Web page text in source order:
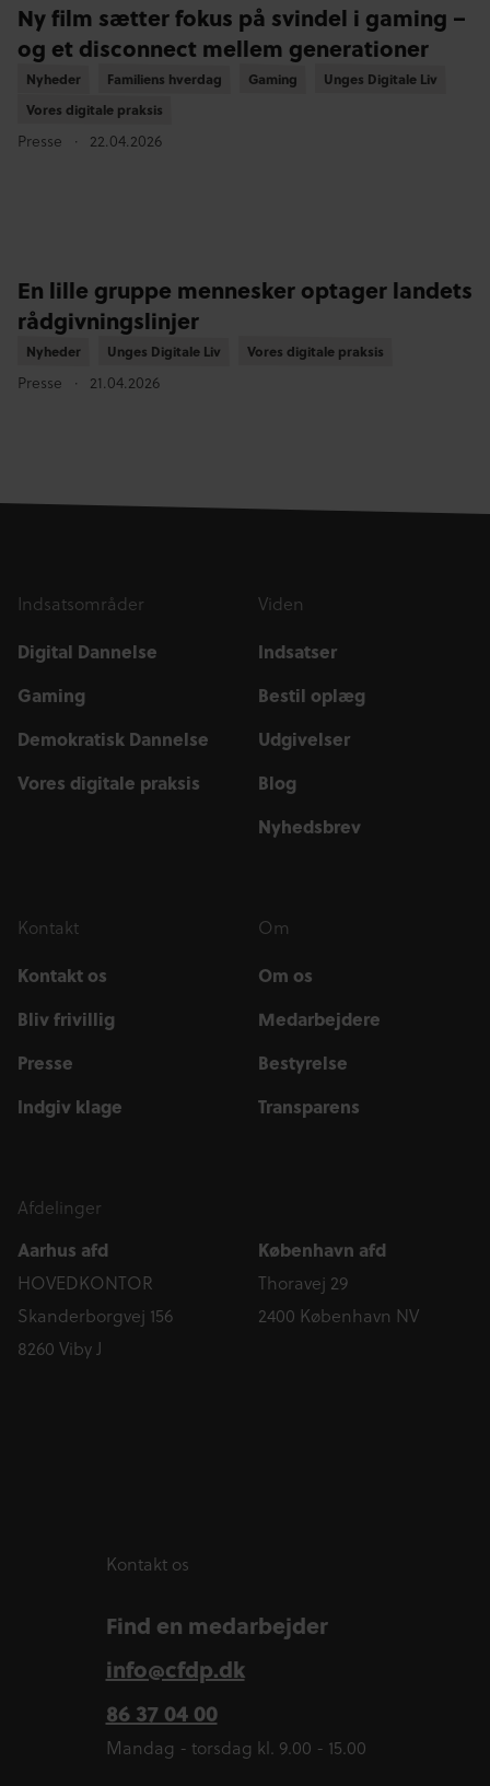
Ny film sætter fokus på svindel i gaming –
og et disconnect mellem generationer
Nyheder
Nyheder Familiens hverdag
Familiens hverdag Gaming
Gaming Unges Digitale Liv
Unges Digitale Liv
Vores digitale praksis
Vores digitale praksis
Presse 22.04.2026
En lille gruppe mennesker optager landets
rådgivningslinjer
Nyheder
Nyheder Unges Digitale Liv
Unges Digitale Liv Vores digitale praksis
Vores digitale praksis
Presse 21.04.2026
Indsatsområder
Digital Dannelse
Gaming
Demokratisk Dannelse
Vores digitale praksis
Viden
Indsatser
Bestil oplæg
Udgivelser
Blog
Nyhedsbrev
Kontakt
Kontakt os
Bliv frivillig
Presse
Indgiv klage
Om
Om os
Medarbejdere
Bestyrelse
Transparens
Afdelinger
Aarhus afd
HOVEDKONTOR
Skanderborgvej 156
8260 Viby J
København afd
Thoravej 29
2400 København NV
Kontakt os
Find en medarbejder
info@cfdp.dk
86 37 04 00
Mandag - torsdag kl. 9.00 - 15.00